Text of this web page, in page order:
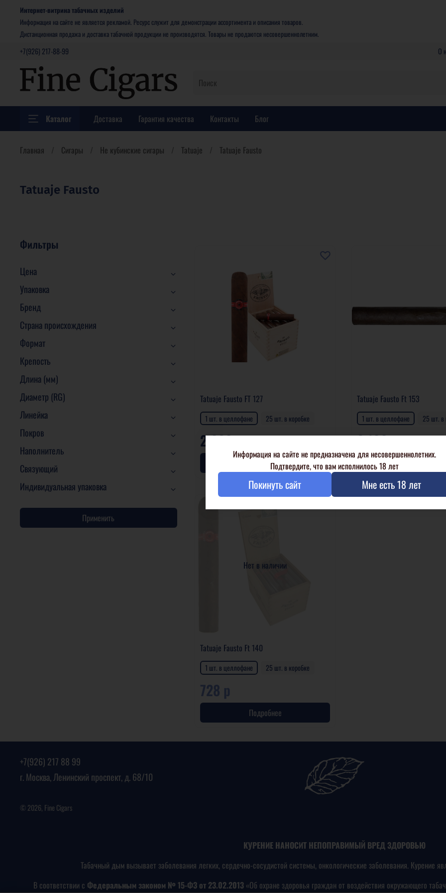
Интернет-витрина табачных изделий
Информация на сайте не является рекламой. Ресурс служит для демонстрации ассортимента и описания товаров.
Дистанционная продажа и доставка табачной продукции не производятся. Товары не продаются несовершеннолетним.
О
+7(926) 217-88-99
Каталог Доставка Гарантия качества Контакты Блог
Главная Сигары Не кубинские сигары Tatuaje Tatuaje Fausto
Tatuaje Fausto
Tatuaje Fausto FT 127
1 шт. в целлофане 25 шт. в коробке
2 030 р
В корзину
Tatuaje Fausto Ft 153
1 шт. в целлофане 25 шт. в
2 100 р
Нет в наличии
Tatuaje Fausto Ft 140
1 шт. в целлофане 25 шт. в коробке
728 р
Подробнее
Фильтры
Цена
Упаковка
Бренд
Страна происхождения
Формат
Крепость
Длина (мм)
Диаметр (RG)
Линейка
Покров
Наполнитель
Связующий
Индивидуальная упаковка
Применить
+7(926) 217 88 99
г. Москва, Ленинский проспект, д. 68/10
© 2026, Fine Cigars
КУРЕНИЕ НАНОСИТ НЕПОПРАВИМЫЙ ВРЕД ЗДОРОВЬЮ
Табачный дым вызывает заболевания легких, сердечно-сосудистой системы, онкологические заболевания. Курение
В соответствии с Федеральным законом № 15-ФЗ от 23.02.2013 «Об охране здоровья граждан от воздействия окружающего
Информация на сайте не предназначена для несовершеннолетних.
Подтвердите, что вам исполнилось 18 лет
Покинуть сайт Мне есть 18 лет